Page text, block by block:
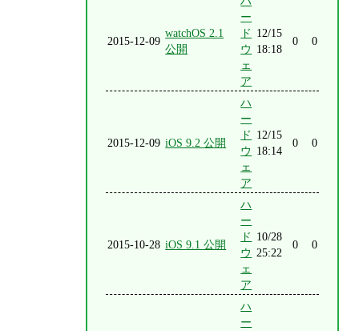
2015-12-09
watchOS 2.1
公開
ー
ド
ウ
ェ
ア
12/15
18:18
0 0
2015-12-09 iOS 9.2 公開
ハ
ー
ド
ウ
ェ
ア
12/15
18:14
0 0
2015-10-28 iOS 9.1 公開
ハ
ー
ド
ウ
ェ
ア
10/28
25:22
0 0
ハ
ー